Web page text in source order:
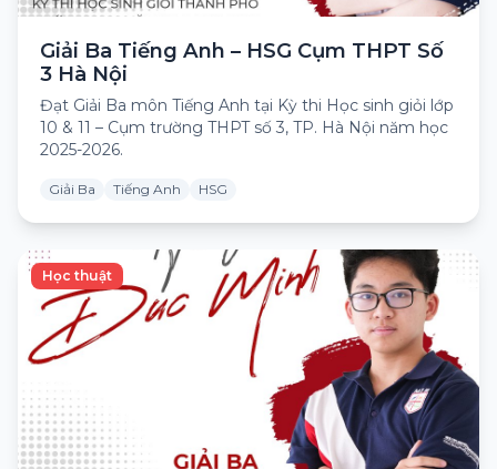
Giải Ba Tiếng Anh – HSG Cụm THPT Số
3 Hà Nội
Đạt Giải Ba môn Tiếng Anh tại Kỳ thi Học sinh giỏi lớp
10 & 11 – Cụm trường THPT số 3, TP. Hà Nội năm học
2025-2026.
Giải Ba Tiếng Anh HSG
Học thuật